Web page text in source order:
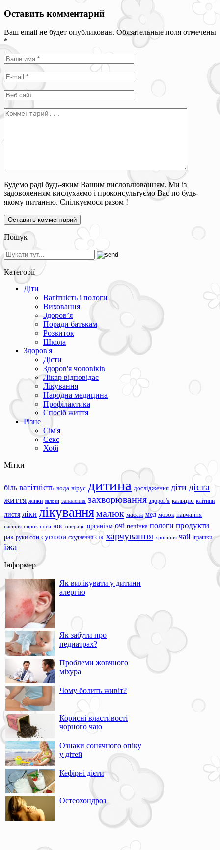
Оставить комментарий
Ваш email не будет опубликован. Обязательные поля отмечены
*
Будемо раді будь-яким Вашим висловлюванням. Ми із
задоволенням вислухаємо і проконсультуємо Вас по будь-
якому питанню. Спілкуємося разом !
Пошук
Категорії
Діти
Вагітність і пологи
Виховання
Здоров’я
Поради батькам
Розвиток
Школа
Здоров'я
Дієти
Здоров'я чоловіків
Лікар відповідає
Лікування
Народна медицина
Профілактика
Спосіб життя
Різне
Сім'я
Секс
Хобі
Мітки
біль вагітність вода вірус дитина дослідження діти дієта
життя жінки залози запалення захворювання здоров'я кальцію клітини
листя ліки лікуваннямалюк масаж мед мозок навчання
насіння нирок ноги нос операції організм очі печінка пологи продукти
рак руки сон суглоби схуднення сік харчування хропіння чай іграшки
їжа
Інформер
Як вилікувати у дитини
алергію
Як забути про
педиатрах?
Проблеми жовчного
міхура
Чому болить живіт?
Корисні властивості
чорного чаю
Ознаки сонячного опіку
у дітей
Кефірні дієти
Остеохондроз